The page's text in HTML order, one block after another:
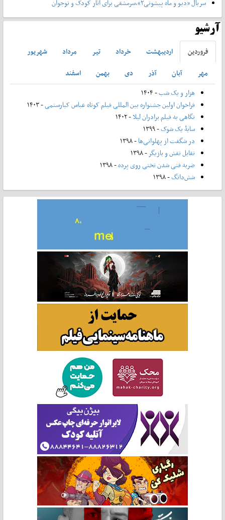
سریال «دیو و ماه پیشونی۲»،سرمشقی برای آثار کودک و نوجوان
آرشیو
فروردين ارديبهشت خرداد تير مرداد
شهريور
مهر
آبان آذر دی بهمن
اسفند
هزار و یک شب- ۱۴۰۴
فراخوان اولین جشنواره بین المللی فیلم کوتاه عباس کیارستمی- ۱۴۰۳
نگاهی به فیلم برادران لیلا- ۱۴۰۲
سایۀ یک شوک- ۱۳۹۹
در شگفت از پهلوانی‌ها- ۱۳۹۸
تقابل نقش و بازیگر- ۱۳۹۸
ضربه فنی شدن تختی روی پرده- ۱۳۹۸
شش‌دانگ- ۱۳۹۸